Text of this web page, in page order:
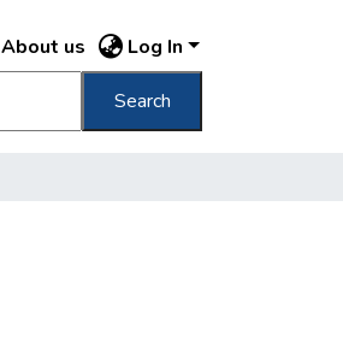
About us Log In
Search